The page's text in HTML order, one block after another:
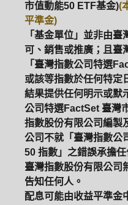
市值動能50 ETF基金)(
平準金)
「基金單位」並非由
可、銷售或推廣；且臺
「臺灣指數公司特選
或該等指數於任何特定
結果提供任何明示或默
公司特選FactSet 臺灣
指數股份有限公司編製
公司不就「臺灣指數公
50 指數」之錯誤承擔
臺灣指數股份有限公司
告知任何人。
配息可能由收益平準金